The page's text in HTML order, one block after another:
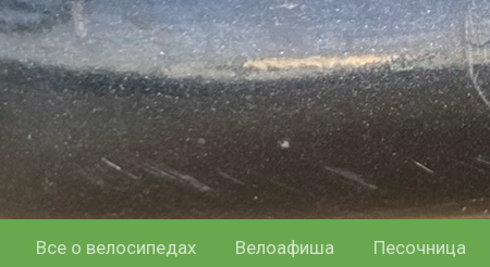
Все о велосипедах Велоафиша Песочница